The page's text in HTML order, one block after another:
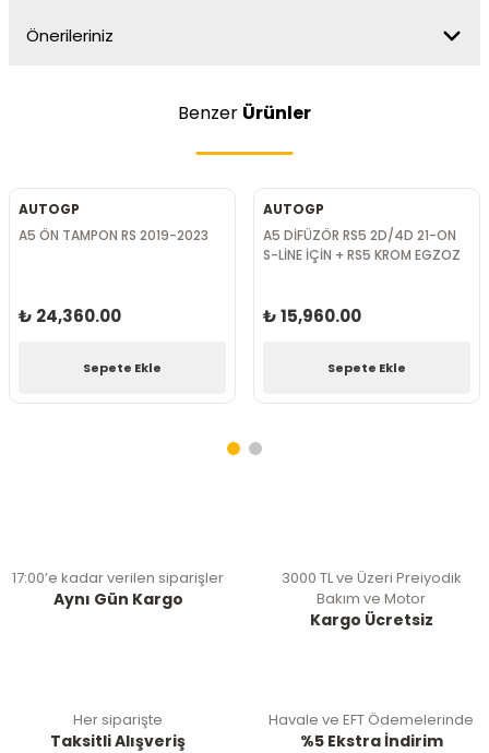
Önerileriniz
Benzer Ürünler
AUTOGP
A5 ÖN TAMPON RS 2019-2023
₺ 24,360.00
Sepete Ekle
AUTOGP
A5 DİFÜZÖR RS5 2D/4D 21-ON
S-LİNE İÇİN + RS5 KROM EGZOZ
₺ 15,960.00
Sepete Ekle
17:00’e kadar verilen siparişler
Aynı Gün Kargo
3000 TL ve Üzeri Preiyodik
Bakım ve Motor
Kargo Ücretsiz
Her siparişte
Taksitli Alışveriş
Havale ve EFT Ödemelerinde
%5 Ekstra İndirim